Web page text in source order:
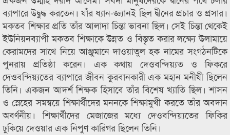
ব্যাপারে উদ্বুদ্ধ করতেন। যাঁর ধ্যান-জ্ঞ্যানই ছিল দ্বীনের প্রচার ও প্রসার।
মকতব শিক্ষার প্রতি তাঁর আলাদা চিন্তা ভাবনা ছিল। সেই চিন্তা থেকেই
ইউনিয়নব্যাপী মকতব শিক্ষাকে উন্নত ও বিস্তৃত করার লক্ষ্যে উলামায়ে
কেরামদের সাথে নিয়ে আঞ্জুমানে দাওয়াতুল হক নামের সংগঠনটিকে
পুনরায় প্রতিষ্ঠা করেন। এক কথায় দেওবন্দিয়্যত ও ফিকরে
দেওবন্দিয়্যতের ব্যাপারে জীবন কুরবানকারী এক মহান মনীষী ছিলেন
তিনি। একজন আদর্শ শিক্ষক হিসাবে তাঁর বিশেষ খ্যাতি ছিল। শাসন
ও স্নেহের সমন্বয়ে শিক্ষার্থীদের মননকে শিক্ষামুখী করতে তাঁর অবদান
অবর্ণনীয়। শিক্ষার্থীদের মেজাজের মধ্যে দেওবন্দিয়্যতের ফিকির
ঢুকিয়ে দেওয়ার এক নিপুণ কারিগর ছিলেন তিনি।